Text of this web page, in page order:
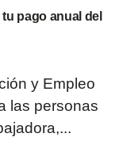
pago anual del
y Empleo
las personas